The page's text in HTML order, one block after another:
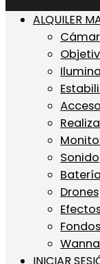
ALQUILER
Sonido
Drones
Fondos
INICIAR